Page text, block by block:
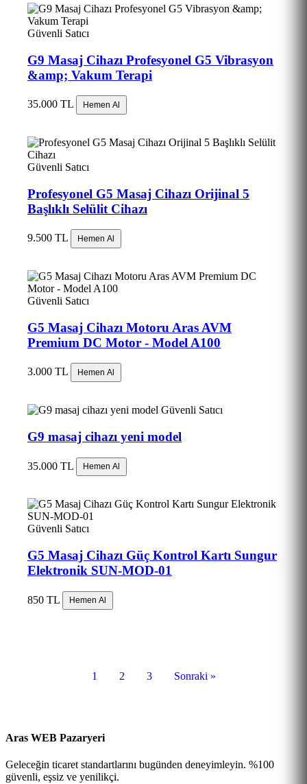
Güvenli Satıcı
G9 Masaj Cihazı Profesyonel G5 Vibrasyon
&amp; Vakum Terapi
35.000 TL Hemen Al
Güvenli Satıcı
Profesyonel G5 Masaj Cihazı Orijinal 5
Başlıklı Selülit Cihazı
9.500 TL Hemen Al
Güvenli Satıcı
G5 Masaj Cihazı Motoru Aras AVM
Premium DC Motor - Model A100
3.000 TL Hemen Al
Güvenli Satıcı
G9 masaj cihazı yeni model
35.000 TL Hemen Al
Güvenli Satıcı
G5 Masaj Cihazı Güç Kontrol Kartı Sungur
Elektronik SUN-MOD-01
850 TL Hemen Al
1 2 3 Sonraki »
Aras WEB Pazaryeri
Geleceğin ticaret standartlarını bugünden deneyimleyin. %100
güvenli, eşsiz ve yenilikçi.